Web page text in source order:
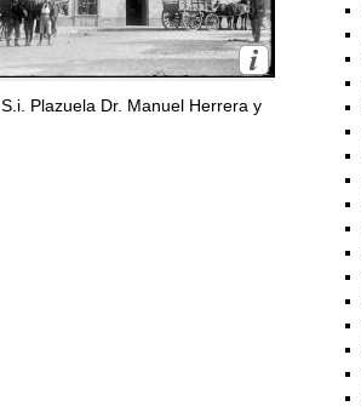
S.i. Plazuela Dr. Manuel Herrera y